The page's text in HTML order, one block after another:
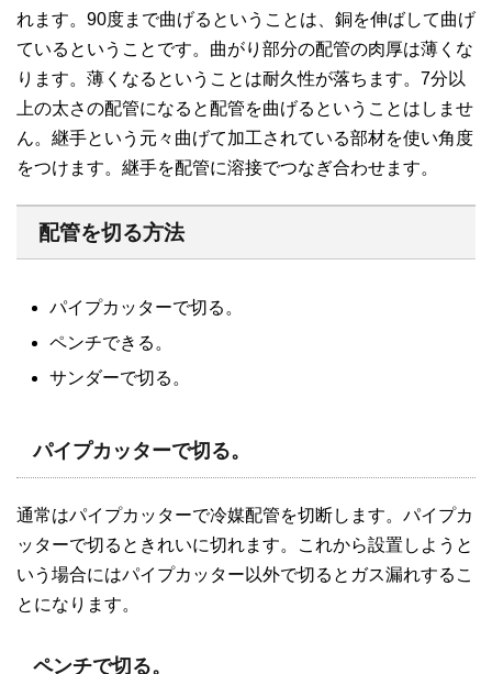
れます。90度まで曲げるということは、銅を伸ばして曲げ
ているということです。曲がり部分の配管の肉厚は薄くな
ります。薄くなるということは耐久性が落ちます。7分以
上の太さの配管になると配管を曲げるということはしませ
ん。継手という元々曲げて加工されている部材を使い角度
をつけます。継手を配管に溶接でつなぎ合わせます。
配管を切る方法
パイプカッターで切る。
ペンチできる。
サンダーで切る。
パイプカッターで切る。
通常はパイプカッターで冷媒配管を切断します。パイプカ
ッターで切るときれいに切れます。これから設置しようと
いう場合にはパイプカッター以外で切るとガス漏れするこ
とになります。
ペンチで切る。